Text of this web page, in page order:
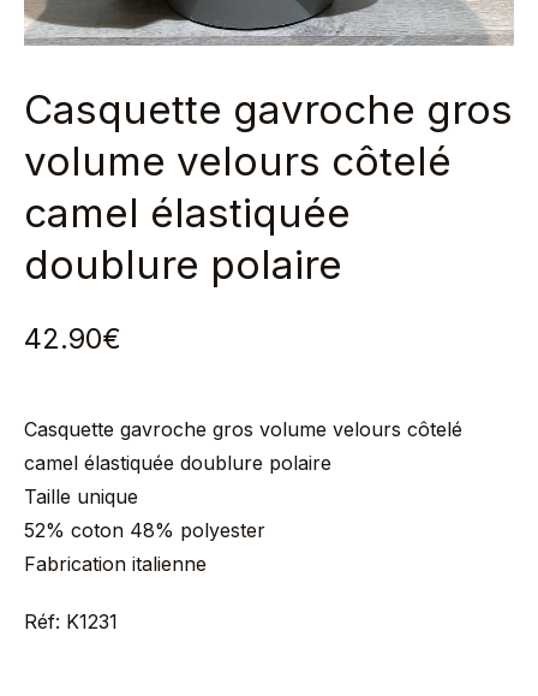
Casquette gavroche gros
volume velours côtelé
camel élastiquée
doublure polaire
42.90€
Casquette gavroche gros volume velours côtelé
camel élastiquée doublure polaire
Taille unique
52% coton 48% polyester
Fabrication italienne
Réf: K1231